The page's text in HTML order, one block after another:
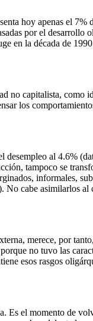
hoy apenas el 7%
por el desarrollo
en la década de
no capitalista, como
los
desempleo al 4.6%
tampoco se
informales,
No cabe asimilarlos al
merece, por
no tuvo las
esos rasgos
Es el momento de